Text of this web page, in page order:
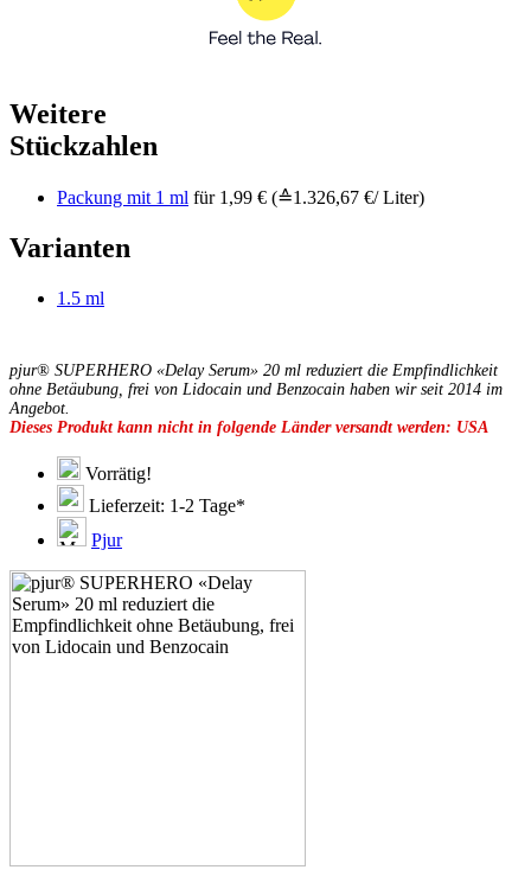
Weitere
Stückzahlen
Packung mit 1 ml für 1,99 € (≙1.326,67 €/ Liter)
Varianten
1.5 ml
pjur® SUPERHERO «Delay Serum» 20 ml reduziert die Empfindlichkeit
ohne Betäubung, frei von Lidocain und Benzocain haben wir seit 2014 im
Angebot.
Dieses Produkt kann nicht in folgende Länder versandt werden: USA
Vorrätig!
Lieferzeit: 1-2 Tage*
Pjur